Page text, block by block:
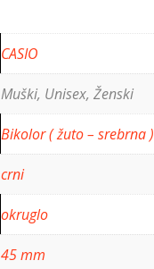
CASIO
Muški, Unisex, Ženski
Bikolor ( žuto – srebrna )
crni
okruglo
45 mm